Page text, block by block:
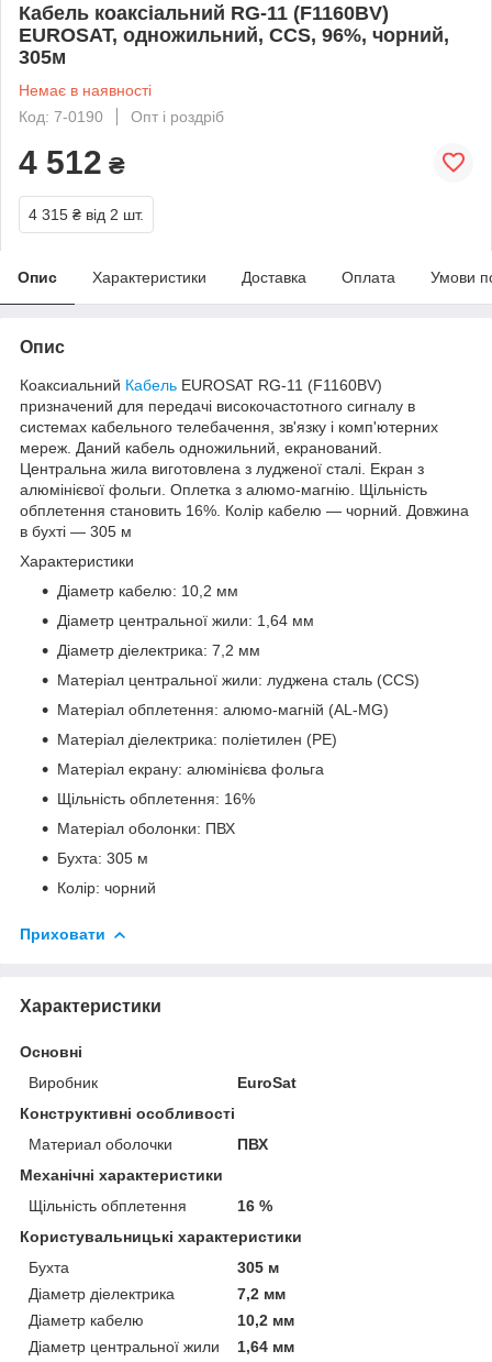
Кабель коаксіальний RG-11 (F1160BV)
EUROSAT, одножильний, CCS, 96%, чорний,
305м
Немає в наявності
Код: 7-0190
Опт і роздріб
4 512 ₴
4 315 ₴ від 2 шт.
Опис Характеристики Доставка Оплата Умови
Опис
Коаксиальний Кабель EUROSAT RG-11 (F1160BV)
призначений для передачі високочастотного сигналу в
системах кабельного телебачення, зв'язку і комп'ютерних
мереж. Даний кабель одножильний, екранований.
Центральна жила виготовлена з лудженої сталі. Екран з
алюмінієвої фольги. Оплетка з алюмо-магнію. Щільність
обплетення становить 16%. Колір кабелю — чорний. Довжина
в бухті — 305 м
Характеристики
Діаметр кабелю: 10,2 мм
Діаметр центральної жили: 1,64 мм
Діаметр діелектрика: 7,2 мм
Матеріал центральної жили: луджена сталь (CCS)
Матеріал обплетення: алюмо-магній (AL-MG)
Матеріал діелектрика: поліетилен (PE)
Матеріал екрану: алюмінієва фольга
Щільність обплетення: 16%
Матеріал оболонки: ПВХ
Бухта: 305 м
Колір: чорний
Приховати
Характеристики
Основні
Виробник
EuroSat
Конструктивні особливості
Материал оболочки
ПВХ
Механічні характеристики
Щільність обплетення
16 %
Користувальницькі характеристики
Бухта
305 м
Діаметр діелектрика
7,2 мм
Діаметр кабелю
10,2 мм
Діаметр центральної жили
1,64 мм